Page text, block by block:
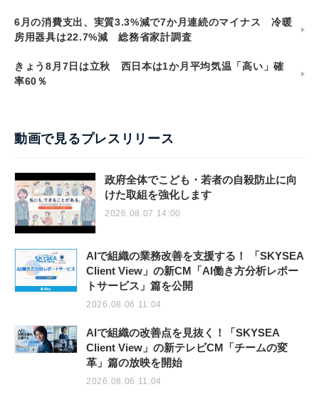
6月の消費支出、実質3.3%減で7か月連続のマイナス 冷暖
房用器具は22.7%減 総務省家計調査
きょう8月7日は立秋 西日本は1か月平均気温「高い」確
率60％
動画で見るプレスリリース
政府全体でこども・若者の自殺防止に向
けた取組を強化します
2026.08.07 14:00
AIで組織の業務改善を支援する！ 「SKYSEA
Client View」の新CM「AI働き方分析レポー
トサービス」篇を公開
2026.08.06 11:04
AIで組織の改善点を見抜く！「SKYSEA
Client View」の新テレビCM「チームの変
革」篇の放映を開始
2026.08.06 11:04